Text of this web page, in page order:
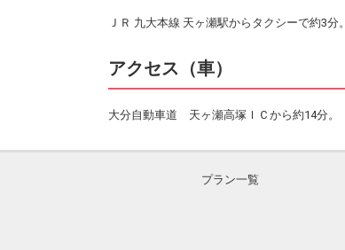
ＪＲ 九大本線 天ヶ瀬駅からタクシーで約3分。
アクセス（車）
大分自動車道 天ヶ瀬高塚ＩＣから約14分。
プラン一覧